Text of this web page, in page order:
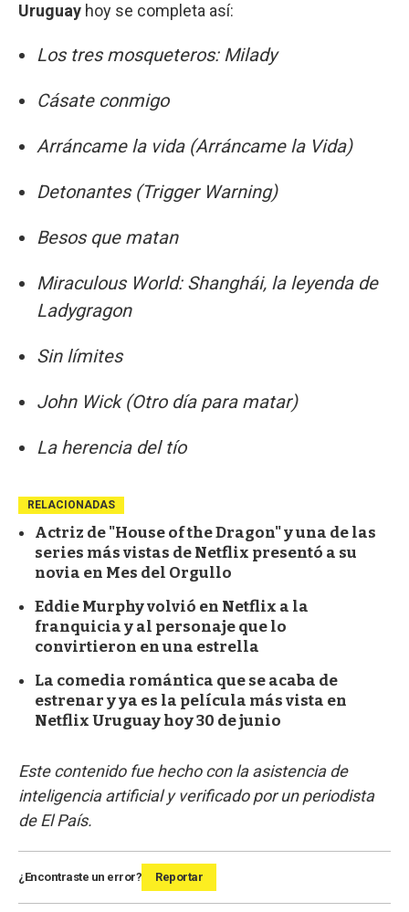
Uruguay hoy se completa así:
Los tres mosqueteros: Milady
Cásate conmigo
Arráncame la vida (Arráncame la Vida)
Detonantes (Trigger Warning)
Besos que matan
Miraculous World: Shanghái, la leyenda de
Ladygragon
Sin límites
John Wick (Otro día para matar)
La herencia del tío
RELACIONADAS
Actriz de "House of the Dragon" y una de las
series más vistas de Netflix presentó a su
novia en Mes del Orgullo
Eddie Murphy volvió en Netflix a la
franquicia y al personaje que lo
convirtieron en una estrella
La comedia romántica que se acaba de
estrenar y ya es la película más vista en
Netflix Uruguay hoy 30 de junio
Este contenido fue hecho con la asistencia de
inteligencia artificial y verificado por un periodista
de El País.
¿Encontraste un error? Reportar